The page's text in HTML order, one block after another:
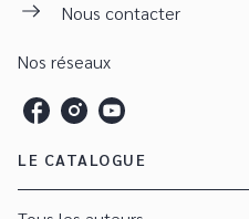
Nous contacter
Nos réseaux
LE CATALOGUE